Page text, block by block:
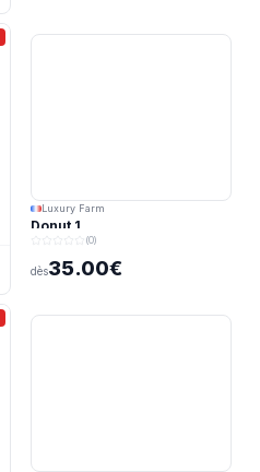
Luxury Farm
Donut 1
(0)
dès35.00€